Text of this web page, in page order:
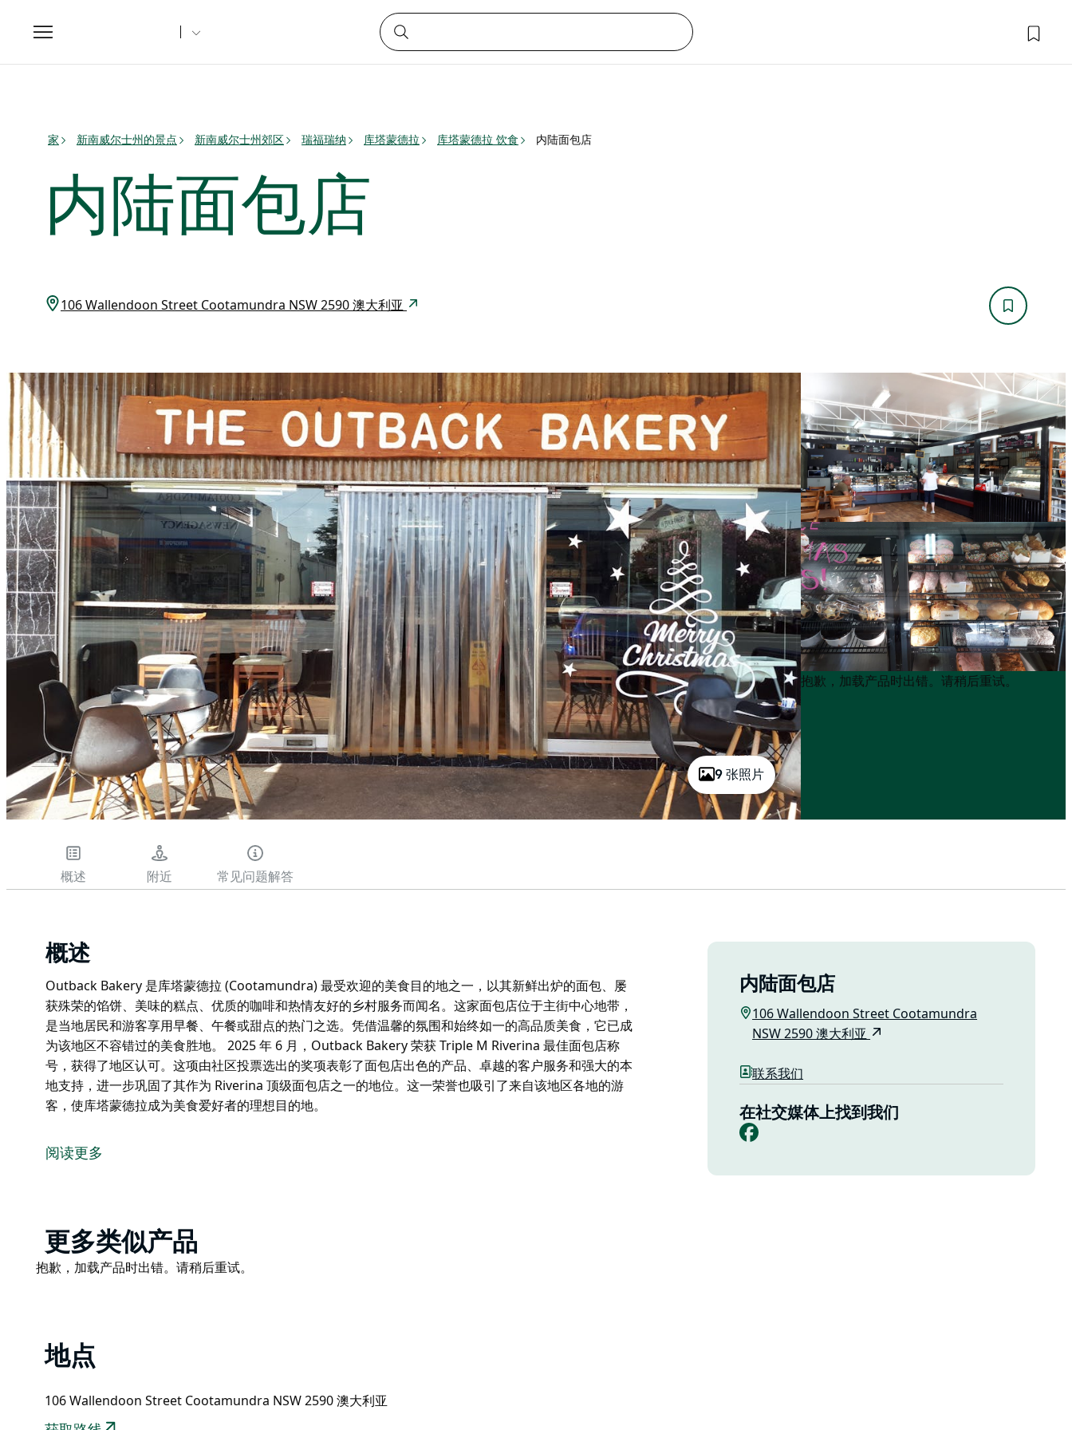
Toggle
navigation
家 新南威尔士州的景点 新南威尔士州郊区 瑞福瑞纳 库塔蒙德拉 库塔蒙德拉 饮食 内陆面包店
内陆面包店
106 Wallendoon Street Cootamundra NSW 2590 澳大利亚
9 张照片
Product
Product
抱歉，加载产品时出错。请稍后重试。
概述 附近 常见问题解答
概述
Outback Bakery 是库塔蒙德拉 (Cootamundra) 最受欢迎的美食目的地之一，以其新鲜出炉的面包、屡
获殊荣的馅饼、美味的糕点、优质的咖啡和热情友好的乡村服务而闻名。这家面包店位于主街中心地带，
是当地居民和游客享用早餐、午餐或甜点的热门之选。凭借温馨的氛围和始终如一的高品质美食，它已成
为该地区不容错过的美食胜地。 2025 年 6 月，Outback Bakery 荣获 Triple M Riverina 最佳面包店称
号，获得了地区认可。这项由社区投票选出的奖项表彰了面包店出色的产品、卓越的客户服务和强大的本
地支持，进一步巩固了其作为 Riverina 顶级面包店之一的地位。这一荣誉也吸引了来自该地区各地的游
客，使库塔蒙德拉成为美食爱好者的理想目的地。
获殊荣的馅饼、美味的糕点、优质的咖啡和热情友好的乡村服务而闻名。这家面包店位于主街中心地带，
是当地居民和游客享用早餐、午餐或甜点的热门之选。凭借温馨的氛围和始终如一的高品质美食，它已成
投票选出的奖项表彰了面包店出色的产品、卓越的客户服务和强大的本地支持，进一步巩固了其作为
Riverina 顶级面包店之一的地位。这一荣誉也吸引了来自该地区各地的游客，使库塔蒙德拉成为美食爱好
者的理想目的地。
阅读更多
内陆面包店
106 Wallendoon Street Cootamundra
NSW 2590 澳大利亚
联系我们
在社交媒体上找到我们
Facebook
Product
List
更多类似产品
Product
抱歉，加载产品时出错。请稍后重试。
地点
106 Wallendoon Street Cootamundra NSW 2590 澳大利亚